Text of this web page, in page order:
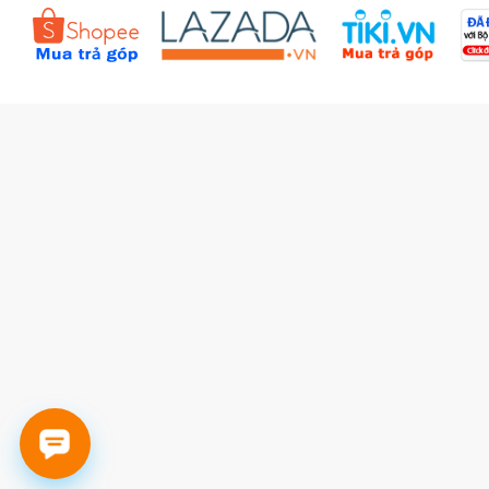
Câu hỏi thường gặp (FAQs)
Kiểm tra đơn hàng
Đặt hàng theo yêu cầu